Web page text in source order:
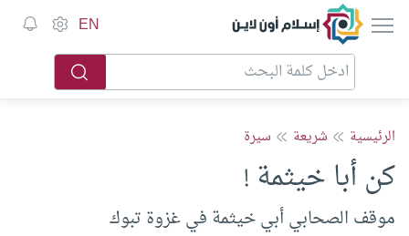
إسلام أون لاين EN
الرئيسية شريعة سيرة
كن أبا خيثمة !
موقف الصحابي أبي خيثمة في غزوة تبوك